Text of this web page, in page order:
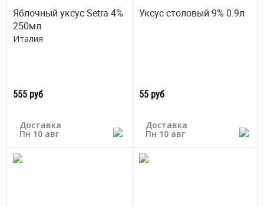
Яблочный уксус Setra 4%
250мл
Италия
555 руб
Доставка
Пн 10 авг
Уксус столовый 9% 0.9л
55 руб
Доставка
Пн 10 авг